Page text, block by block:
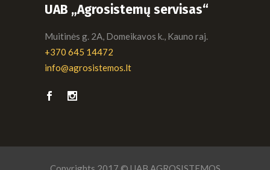
UAB „Agrosistemų servisas“
Muitinės g. 2A, Domeikavos k., Kauno raj.
+370 645 14472
info@agrosistemos.lt